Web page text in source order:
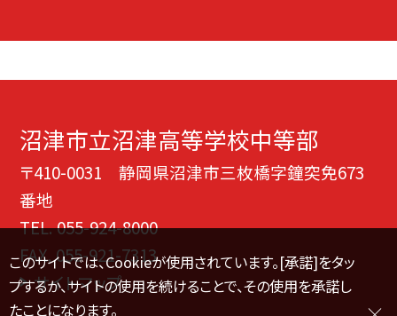
沼津市立沼津高等学校中等部
〒410-0031 静岡県沼津市三枚橋字鐘突免673
番地
TEL.055-924-8000
FAX. 055-921-7313
サイトマップ
このサイトでは、Cookieが使用されています。[承諾]をタッ
プするか、サイトの使用を続けることで、その使用を承諾し
たことになります。